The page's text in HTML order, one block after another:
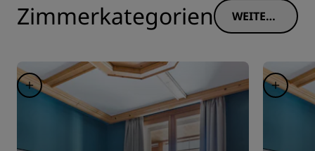
Zimmerkategorien
WEITERE
INFORM